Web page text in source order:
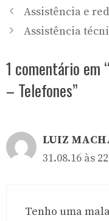
Assistência e
Assistência
1 comentário em
– Telefones”
LUIZ
31.08.16 às
Tenho uma